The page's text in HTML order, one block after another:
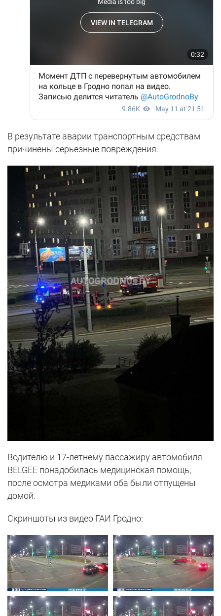
В результате аварии транспортным средствам
причинены серьезные повреждения.
Водителю и 17-летнему пассажиру автомобиля
BELGEE понадобилась медицинская помощь,
после осмотра медиками оба были отпущены
домой.
Скриншоты из видео ГАИ Гродно: